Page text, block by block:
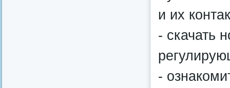
и их
- скачать
-